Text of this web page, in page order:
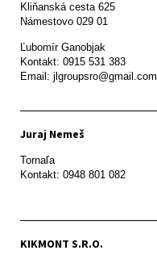
Kliňanská cesta 625
Námestovo 029 01
Ľubomír Ganobjak
Kontakt: 0915 531 383
Email: jlgroupsro@gmail.com
Juraj Nemeš
Tornaľa
Kontakt: 0948 801 082
KIKMONT S.R.O.